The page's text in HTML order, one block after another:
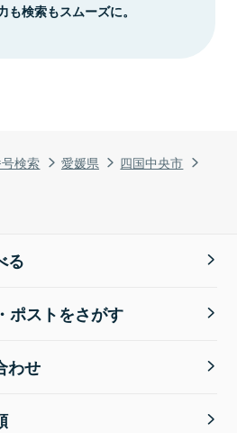
検索 愛媛県
四国中央市
検索もスムーズに。
る
ポストをさがす
わせ